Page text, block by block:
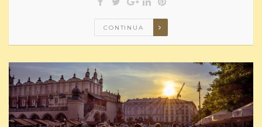
CONTINUA